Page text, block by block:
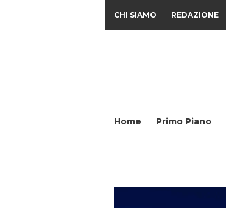
CHI SIAMO REDAZIONE
Home Primo Piano